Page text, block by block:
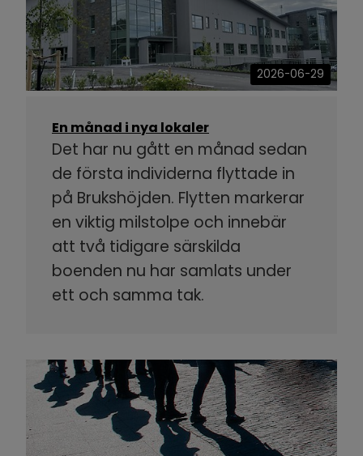
2026-06-29
En månad i nya lokaler
Det har nu gått en månad sedan
de första individerna flyttade in
på Brukshöjden. Flytten markerar
en viktig milstolpe och innebär
att två tidigare särskilda
boenden nu har samlats under
ett och samma tak.